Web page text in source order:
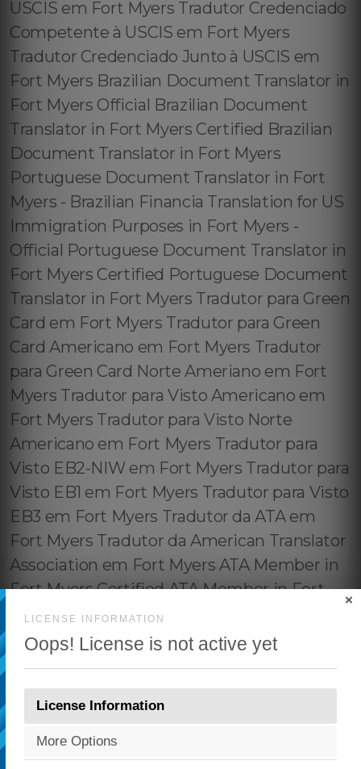
LICENSE INFORMATION
Oops! License is not active yet
×
License Information
More Options